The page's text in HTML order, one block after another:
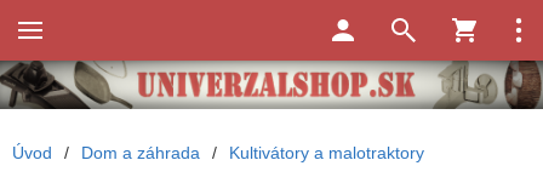
Úvod / Dom a záhrada / Kultivátory a malotraktory